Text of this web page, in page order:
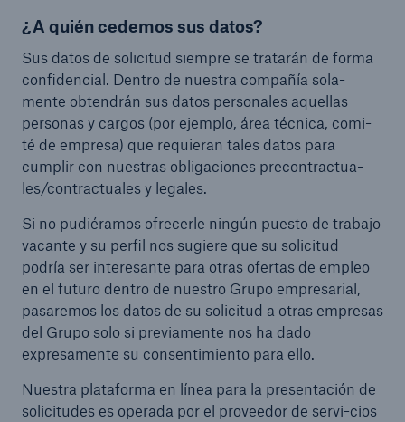
¿A quién cedemos sus datos?
Sus datos de solicitud siempre se tratarán de forma
confidencial. Dentro de nuestra compañía sola-
mente obtendrán sus datos personales aquellas
personas y cargos (por ejemplo, área técnica, comi-
té de empresa) que requieran tales datos para
cumplir con nuestras obligaciones precontractua-
les/contractuales y legales.
Si no pudiéramos ofrecerle ningún puesto de trabajo
vacante y su perfil nos sugiere que su solicitud
podría ser interesante para otras ofertas de empleo
en el futuro dentro de nuestro Grupo empresarial,
pasaremos los datos de su solicitud a otras empresas
del Grupo solo si previamente nos ha dado
expresamente su consentimiento para ello.
Nuestra plataforma en línea para la presentación de
solicitudes es operada por el proveedor de servi-cios